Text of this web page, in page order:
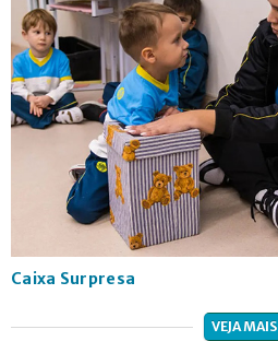
Caixa Surpresa
VEJA MAIS